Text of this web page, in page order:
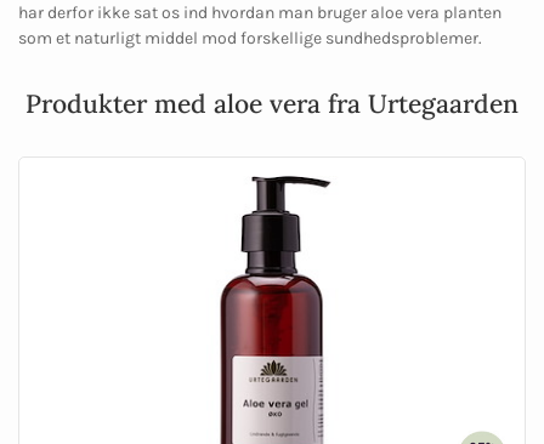
har derfor ikke sat os ind hvordan man bruger aloe vera planten
som et naturligt middel mod forskellige sundhedsproblemer.
Produkter med aloe vera fra Urtegaarden